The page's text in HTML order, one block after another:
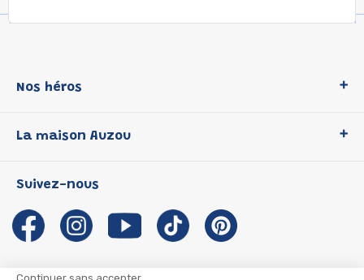
Continuer sans accepter
Nos héros
P'tit Loup
Les Influenceuses
Migali
Petite Taupe
La maison Auzou
Notre histoire
Auzou s'engage
Auteurs et illustrateurs Auzou
Suivez-nous